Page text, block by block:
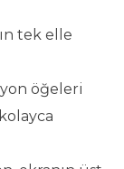
tek elle
öğeleri